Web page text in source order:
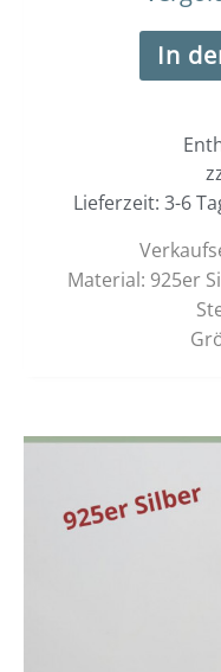
In
Lieferzeit: 3-6
Material: 925er